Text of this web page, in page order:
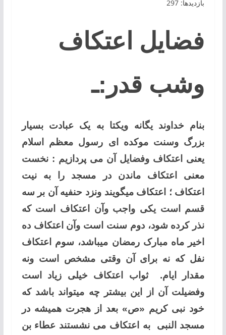
بازدیدها: 297
فضایل اعتکاف
وشب قدر:ـ
بنام خداوند یگانه ویکتا به یک عبادت بسیار
بزرگ وسنت موکده ای رسول معظم اسلام
یعنی اعتکاف وفضایل آن می پردازیم : نخست
معنی اعتکاف ماندن در مسجد را به نیت
اعتکاف ؛ اعتکاف میگویند ونزد حنفیه آن بر سه
قسم است یکی واجب وآن اعتکاف است که
نذر کرده شود، دوم سنت است وآن اعتکاف ده
اخیر ماه مبارک رمضان میباشد، سوم اعتکاف
نفل که نه برای آن وقتی مشخص است ونه
مقدار ایام. ثواب اعتکاف خیلی زیاد است
وفضیلت آن از این بیشتر چه میتواند باشد که
خود نبی کریم «ص» بعد از هجرت همیشه در
مسجد النبی به اعتکاف می نشستند عطاء بن